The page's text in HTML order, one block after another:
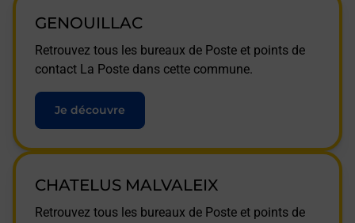
GENOUILLAC
Retrouvez tous les bureaux de Poste et points de
contact La Poste dans cette commune.
Je découvre
CHATELUS MALVALEIX
Retrouvez tous les bureaux de Poste et points de